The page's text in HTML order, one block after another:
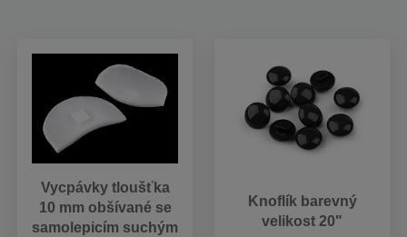
Vycpávky tloušťka
10 mm obšívané se
samolepicím suchým
Knoflík barevný
velikost 20"